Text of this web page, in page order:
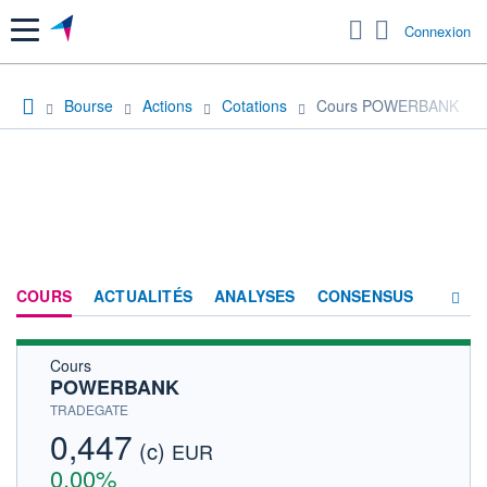
Menu Connexion
Bourse Actions Cotations Cours POWERBANK
COURS ACTUALITÉS ANALYSES CONSENSUS
Cours
POWERBANK
TRADEGATE
0,447 (c) EUR
0,00%